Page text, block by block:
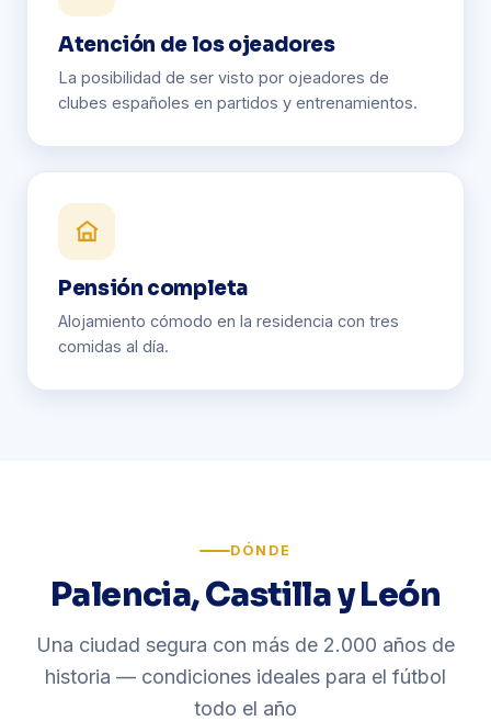
Atención de los ojeadores
La posibilidad de ser visto por ojeadores de
clubes españoles en partidos y entrenamientos.
Pensión completa
Alojamiento cómodo en la residencia con tres
comidas al día.
DÓNDE
Palencia, Castilla y León
Una ciudad segura con más de 2.000 años de
historia — condiciones ideales para el fútbol
todo el año